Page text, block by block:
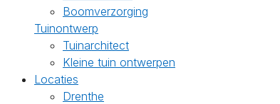
Boomverzorging
Tuinontwerp
Tuinarchitect
Kleine tuin ontwerpen
Locaties
Drenthe